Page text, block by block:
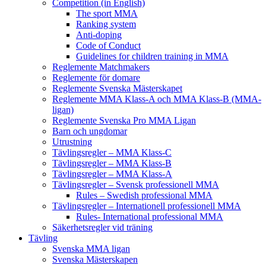
Competition (in English)
The sport MMA
Ranking system
Anti-doping
Code of Conduct
Guidelines for children training in MMA
Reglemente Matchmakers
Reglemente för domare
Reglemente Svenska Mästerskapet
Reglemente MMA Klass-A och MMA Klass-B (MMA-
ligan)
Reglemente Svenska Pro MMA Ligan
Barn och ungdomar
Utrustning
Tävlingsregler – MMA Klass-C
Tävlingsregler – MMA Klass-B
Tävlingsregler – MMA Klass-A
Tävlingsregler – Svensk professionell MMA
Rules – Swedish professional MMA
Tävlingsregler – Internationell professionell MMA
Rules- International professional MMA
Säkerhetsregler vid träning
Tävling
Svenska MMA ligan
Svenska Mästerskapen